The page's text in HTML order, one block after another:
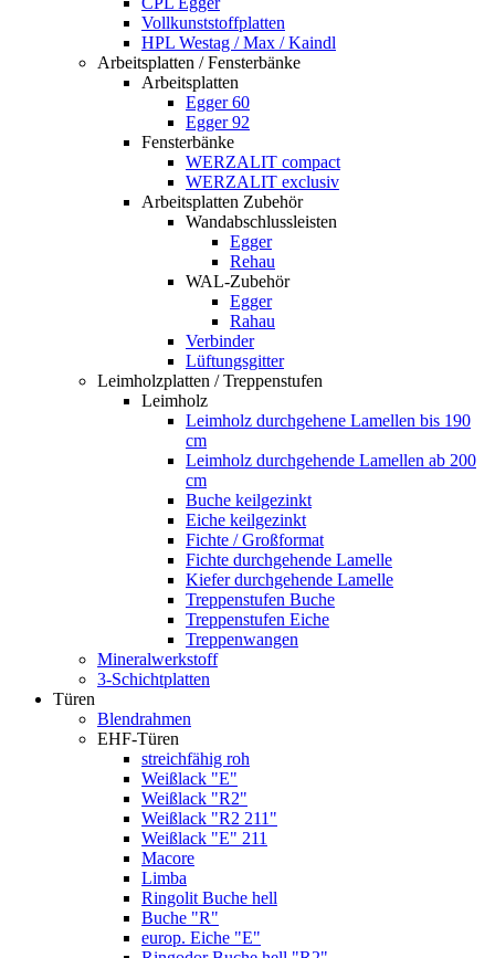
Vollkunststoffplatten
HPL Westag / Max / Kaindl
Arbeitsplatten / Fensterbänke
Arbeitsplatten
Egger 60
Egger 92
Fensterbänke
WERZALIT compact
WERZALIT exclusiv
Arbeitsplatten Zubehör
Wandabschlussleisten
Egger
Rehau
WAL-Zubehör
Egger
Rahau
Verbinder
Lüftungsgitter
Leimholzplatten / Treppenstufen
Leimholz
Leimholz durchgehene Lamellen bis 190
cm
Leimholz durchgehende Lamellen ab 200
cm
Buche keilgezinkt
Eiche keilgezinkt
Fichte / Großformat
Fichte durchgehende Lamelle
Kiefer durchgehende Lamelle
Treppenstufen Buche
Treppenstufen Eiche
Treppenwangen
Mineralwerkstoff
3-Schichtplatten
Türen
Blendrahmen
EHF-Türen
streichfähig roh
Weißlack "E"
Weißlack "R2"
Weißlack "R2 211"
Weißlack "E" 211
Macore
Limba
Ringolit Buche hell
Buche "R"
europ. Eiche "E"